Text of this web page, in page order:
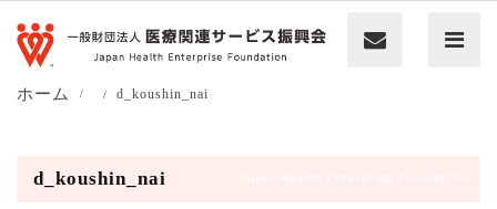
ホーム d_koushin_nai
d_koushin_nai